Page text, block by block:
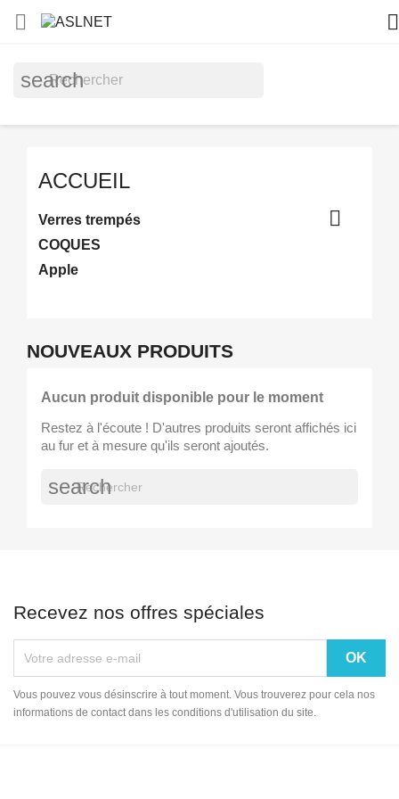
 
search
ACCUEIL
Verres trempés 
COQUES
Apple
NOUVEAUX PRODUITS
Aucun produit disponible pour le moment
Restez à l'écoute ! D'autres produits seront affichés ici
au fur et à mesure qu'ils seront ajoutés.
search
Recevez nos offres spéciales
Vous pouvez vous désinscrire à tout moment. Vous trouverez pour cela nos
informations de contact dans les conditions d'utilisation du site.